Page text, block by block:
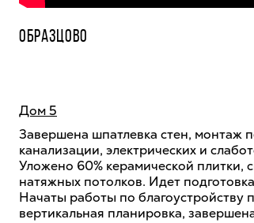
ОБРАЗЦОВО
Дом 5
Завершена шпатлевка стен, монтаж
канализации, электрических и
Уложено 60% керамической плитки,
натяжных потолков. Идет
Начаты работы по
вертикальная планировка,